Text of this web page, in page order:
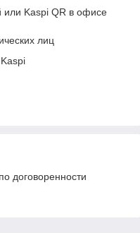
или Kaspi QR в офисе
лиц
договоренности